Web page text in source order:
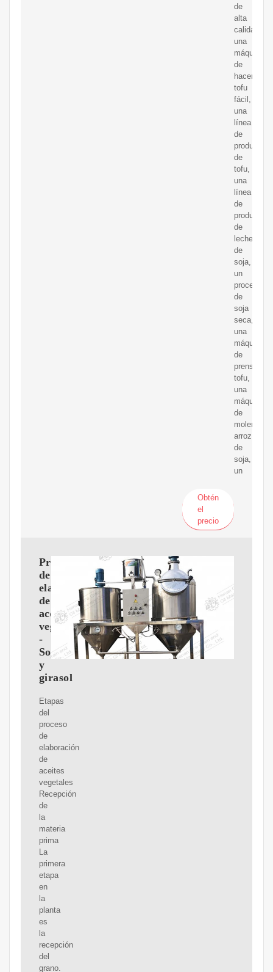
de
alta
calidad,
una
máquina
de
hacer
tofu
fácil,
una
línea
de
producción
de
tofu,
una
línea
de
producción
de
leche
de
soja,
un
procesador
de
soja
seca,
una
máquina
de
prensar
tofu,
una
máquina
de
moler
arroz
de
soja,
un
Obtén
el
precio
Proceso
de
elaboración
de
aceites
vegetales
-
Soja
y
girasol
Etapas
del
proceso
de
elaboración
de
aceites
vegetales
Recepción
de
la
materia
prima
La
primera
etapa
en
la
planta
es
la
recepción
del
grano.